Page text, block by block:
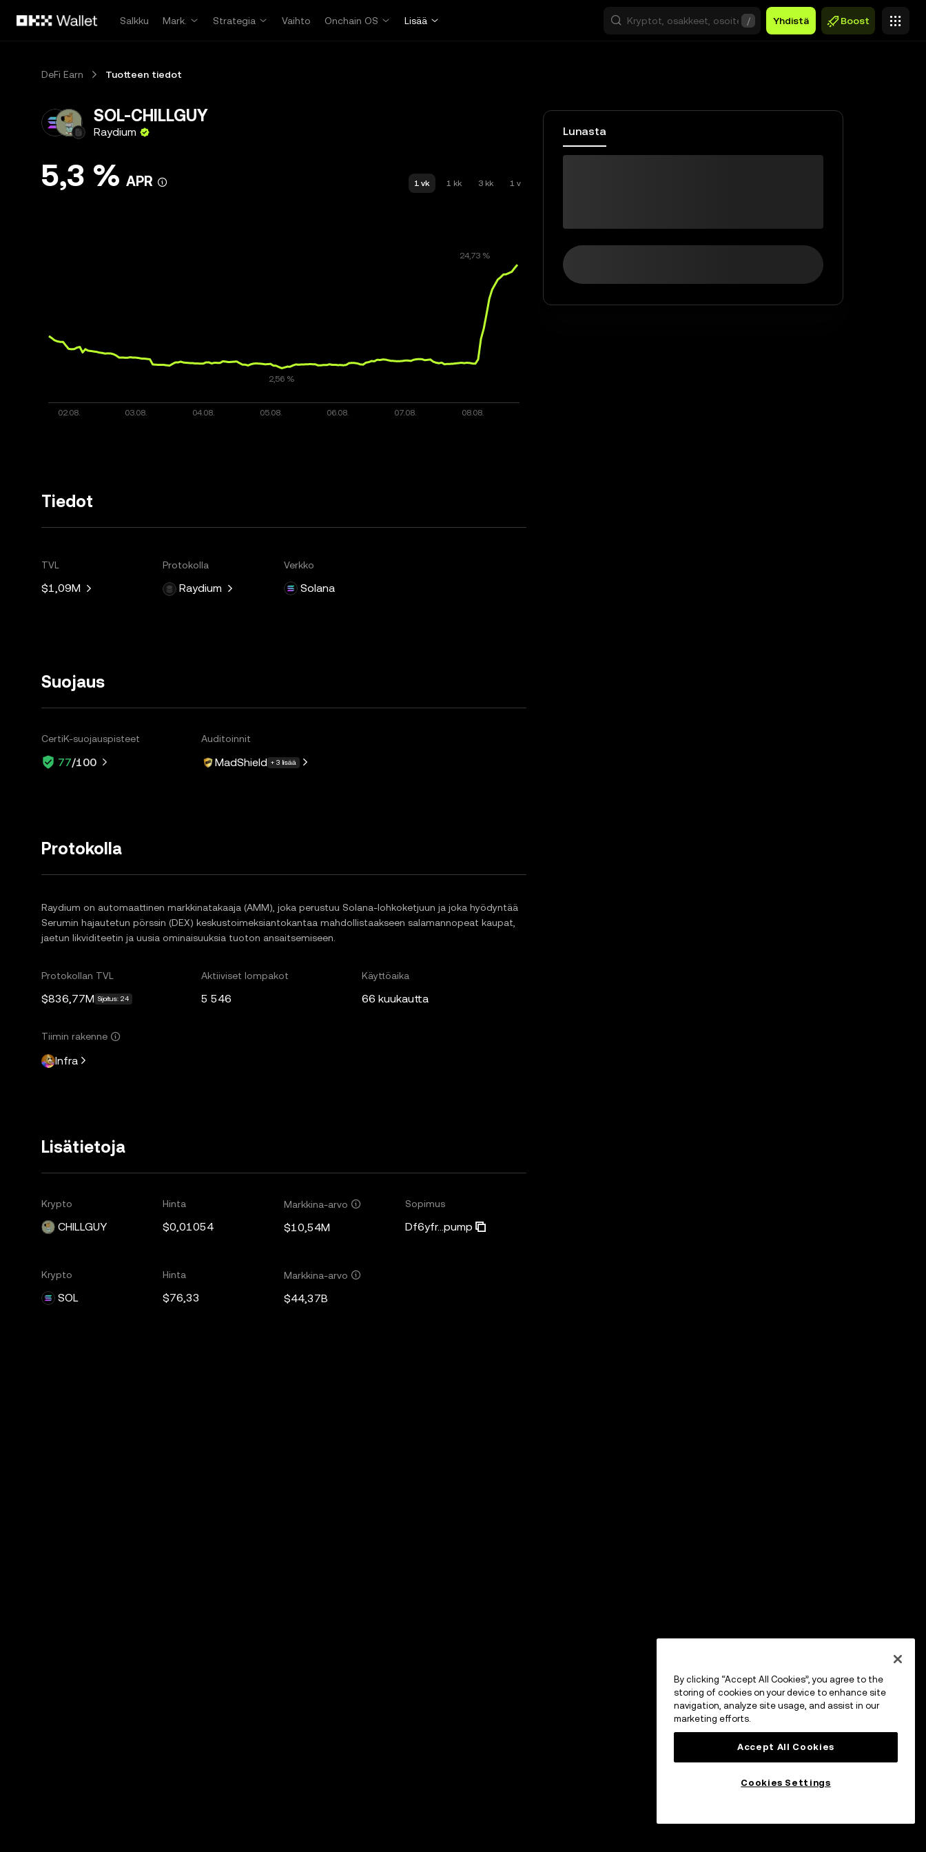
Salkku
Mark. Strategia Vaihto Onchain OS Lisää / Yhdistä Boost
DeFi Earn Tuotteen tiedot
SOL-CHILLGUY
Raydium
5,3 % APR 1 vk 1 kk 3 kk 1 v
Tiedot
TVL
$1,09M
Protokolla
Raydium
Verkko
Solana
Suojaus
CertiK-suojauspisteet
77/100
Auditoinnit
MadShield + 3 lisää
Protokolla
Raydium on automaattinen markkinatakaaja (AMM), joka perustuu Solana-lohkoketjuun ja joka hyödyntää
Serumin hajautetun pörssin (DEX) keskustoimeksiantokantaa mahdollistaakseen salamannopeat kaupat,
jaetun likviditeetin ja uusia ominaisuuksia tuoton ansaitsemiseen.
Protokollan TVL
$836,77M Sijoitus: 24
Aktiiviset lompakot
5 546
Käyttöaika
66 kuukautta
Tiimin rakenne
Infra
Lisätietoja
Krypto
CHILLGUY
Hinta
$0,01054
Markkina-arvo
$10,54M
Sopimus
Df6yfr...pump
Krypto
SOL
Hinta
$76,33
Markkina-arvo
$44,37B
Lunasta
By clicking “Accept All Cookies”, you agree to the
storing of cookies on your device to enhance site
navigation, analyze site usage, and assist in our
marketing efforts.
Accept All Cookies
Cookies Settings